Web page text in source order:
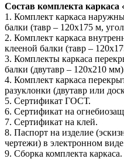
Состав комплекта
1. Комплект каркаса
балки (тавр – 120х175 м,
2. Комплект каркаса
клееной балки (тавр –
3. Комплекты каркаса
балки (двутавр – 120х210
4. Комплект каркаса
разуклонки (двутавр или
5. Сертификат ГОСТ.
6. Сертификат на
7. Сертификат на клей.
8. Паспорт на изделие
чертежи) в электронном
9. Сборка комплекта каркаса.